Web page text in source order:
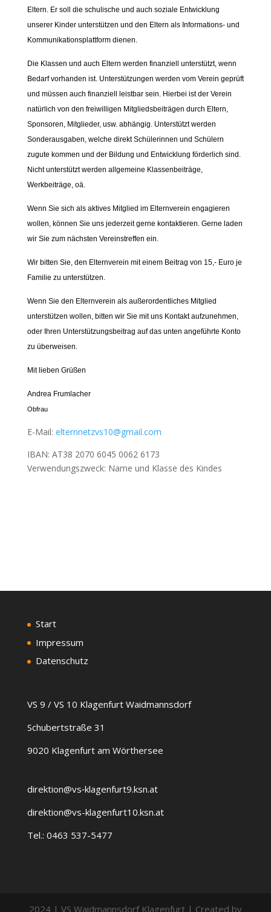
Eltern. Er soll die schulische und auch soziale Entwicklung
unserer Kinder unterstützen und den Eltern als Informations- und
Kommunikationsplattform dienen.
Die Klassen und auch Eltern werden finanziell unterstützt, wenn
Bedarf vorhanden ist. Unterstützungen werden vom Verein geprüft
und müssen auch finanziell leistbar sein. Hierbei ist der Verein
natürlich von den freiwilligen Mitgliedsbeiträgen durch Eltern,
Sponsoren, Mitglieder, usw. abhängig. Unterstützt werden
Sonderausgaben, welche direkt Schülerinnen und Schülern
zugute kommen und der Bildung und Entwicklung förderlich sind.
Nicht unterstützt werden allgemeine Klassenbeiträge,
Werkbeiträge, oä.
Wenn Sie sich als aktives Mitglied im Elternverein engagieren
wollen, können Sie uns jederzeit gerne kontaktieren. Gerne laden
wir Sie zum nächsten Vereinstreffen ein.
Wir bitten Sie, den Elternverein mit einem Beitrag von 15,- Euro je
Familie zu unterstützen.
Wenn Sie den Elternverein als außerordentliches Mitglied
unterstützen wollen, bitten wir Sie mit uns Kontakt aufzunehmen,
oder Ihren Unterstützungsbeitrag auf das unten angeführte Konto
zu überweisen.
Mit lieben Grüßen
Andrea Frumlacher
Obfrau
E-Mail: elternnetzvs10@gmail.com
IBAN: AT38 2070 6045 0062 6173
Verwendungszweck: Name und Klasse des Kindes
Start
Impressum
Datenschutz
VS 9 / VS 10 Klagenfurt Waidmannsdorf
Schubertstraße 31
9020 Klagenfurt am Wörthersee
direktion@vs‑klagenfurt9.ksn.at
direktion@vs-klagenfurt10.ksn.at
Tel.: 0463 537-5477
2024 | VS Waidmannsdorf Klagenfurt | Created by